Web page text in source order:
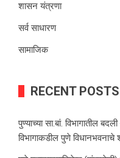
शासन यंत्रणा
सर्व साधारण
सामाजिक
RECENT POSTS
पुण्याच्या सा.बां. विभागातील
विभागाकडील पुणे विधानभवनाचे